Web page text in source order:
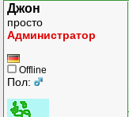
Джон
просто
Администратор
Offline
Пол: